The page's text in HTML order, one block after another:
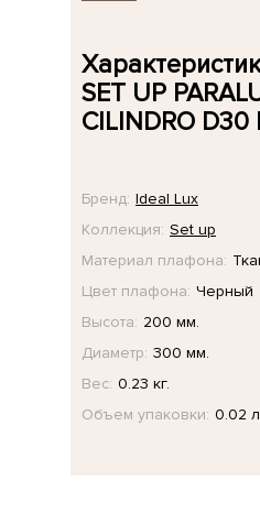
SET UP
CILINDRO D30
Бренд: Ideal Lux
Коллекция: Set up
Материал плафона:
Цвет плафона: Черный
Высота: 200 мм.
Диаметр: 300 мм.
Вес: 0.23 кг.
Объем упаковки: 0.02